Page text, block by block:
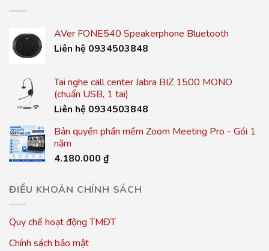
AVer FONE540 Speakerphone Bluetooth
Liên hệ 0934503848
Tai nghe call center Jabra BIZ 1500 MONO
(chuẩn USB, 1 tai)
Liên hệ 0934503848
Bản quyền phần mềm Zoom Meeting Pro - Gói 1
năm
4.180.000 ₫
ĐIỀU KHOẢN CHÍNH SÁCH
Quy chế hoạt động TMĐT
Chính sách bảo mật